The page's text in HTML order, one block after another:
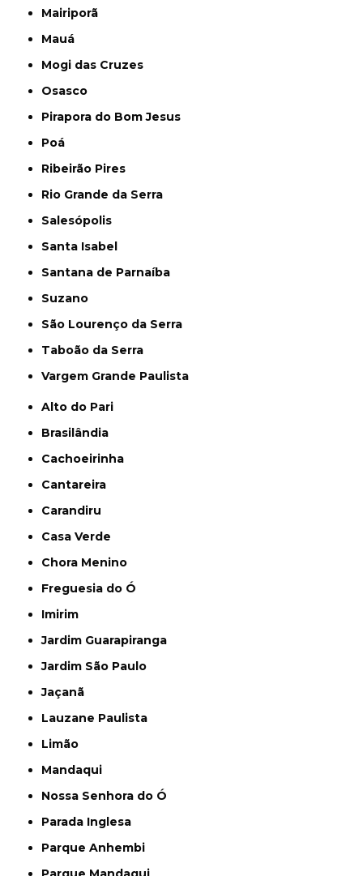
Mairiporã
Mauá
Mogi das Cruzes
Osasco
Pirapora do Bom Jesus
Poá
Ribeirão Pires
Rio Grande da Serra
Salesópolis
Santa Isabel
Santana de Parnaíba
Suzano
São Lourenço da Serra
Taboão da Serra
Vargem Grande Paulista
Alto do Pari
Brasilândia
Cachoeirinha
Cantareira
Carandiru
Casa Verde
Chora Menino
Freguesia do Ó
Imirim
Jardim Guarapiranga
Jardim São Paulo
Jaçanã
Lauzane Paulista
Limão
Mandaqui
Nossa Senhora do Ó
Parada Inglesa
Parque Anhembi